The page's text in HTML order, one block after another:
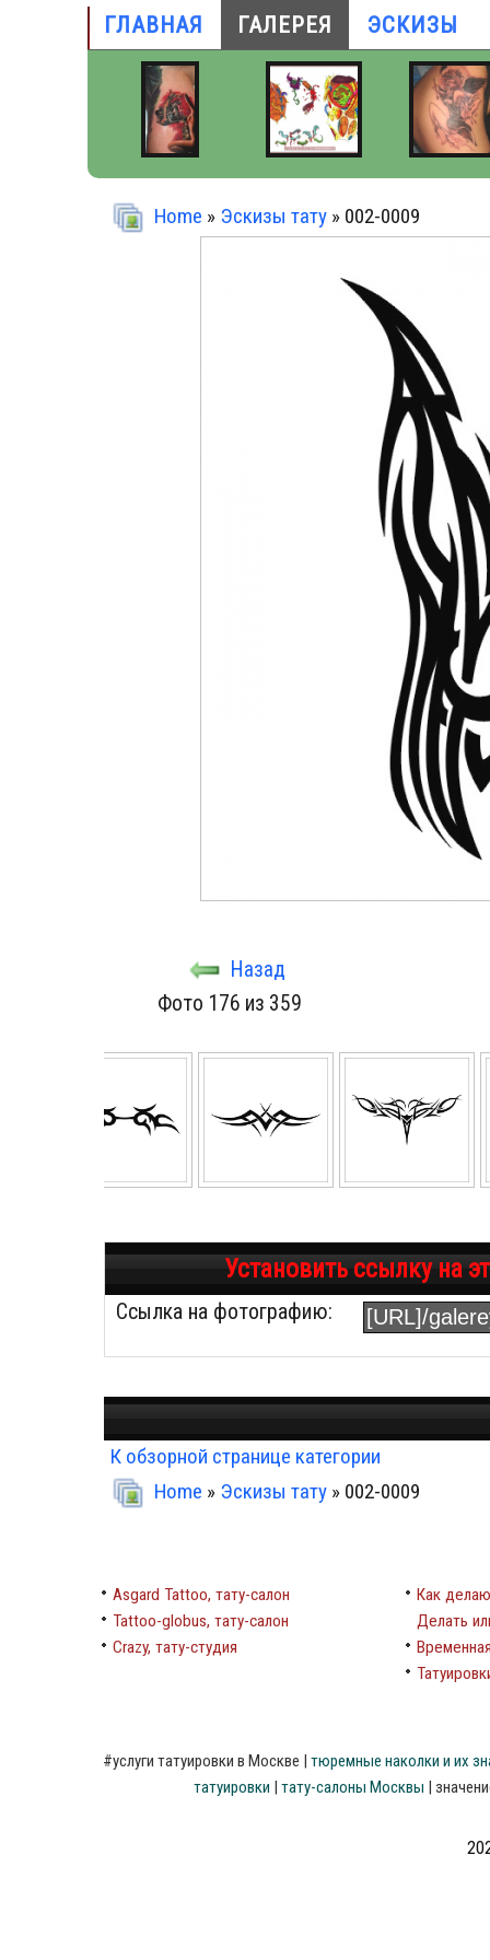
Home » Эскизы тату » 002-0009
Назад
Фото 176 из 359
Установить ссылку на
Ссылка на фотографию:
К обзорной странице категории
Home » Эскизы тату » 002-0009
ГЛАВНАЯ ГАЛЕРЕЯ ЭСКИЗЫ
Asgard Tattoo, тату-салон
Tattoo-globus, тату-салон
Crazy, тату-студия
Как
Делать
#услуги татуировки в Москве | тюремные наколки и их
татуировки | тату-салоны Москвы |